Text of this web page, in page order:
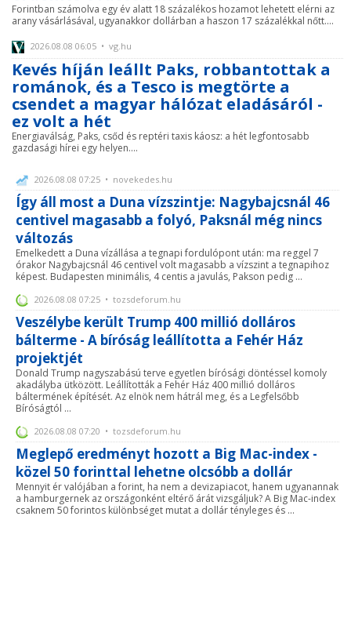
Forintban számolva egy év alatt 18 százalékos hozamot lehetett elérni az
arany vásárlásával, ugyanakkor dollárban a haszon 17 százalékkal nőtt....
2026.08.08 06:05 • vg.hu
Kevés híján leállt Paks, robbantottak a
románok, és a Tesco is megtörte a
csendet a magyar hálózat eladásáról -
ez volt a hét
Energiaválság, Paks, csőd és reptéri taxis káosz: a hét legfontosabb
gazdasági hírei egy helyen....
2026.08.08 07:25 • novekedes.hu
Így áll most a Duna vízszintje: Nagybajcsnál 46
centivel magasabb a folyó, Paksnál még nincs
változás
Emelkedett a Duna vízállása a tegnapi fordulópont után: ma reggel 7
órakor Nagybajcsnál 46 centivel volt magasabb a vízszint a tegnapihoz
képest. Budapesten minimális, 4 centis a javulás, Pakson pedig ...
2026.08.08 07:25 • tozsdeforum.hu
Veszélybe került Trump 400 millió dolláros
bálterme - A bíróság leállította a Fehér Ház
projektjét
Donald Trump nagyszabású terve egyetlen bírósági döntéssel komoly
akadályba ütközött. Leállították a Fehér Ház 400 millió dolláros
báltermének építését. Az elnök nem hátrál meg, és a Legfelsőbb
Bíróságtól ...
2026.08.08 07:20 • tozsdeforum.hu
Meglepő eredményt hozott a Big Mac-index -
közel 50 forinttal lehetne olcsóbb a dollár
Mennyit ér valójában a forint, ha nem a devizapiacot, hanem ugyanannak
a hamburgernek az országonként eltérő árát vizsgáljuk? A Big Mac-index
csaknem 50 forintos különbséget mutat a dollár tényleges és ...